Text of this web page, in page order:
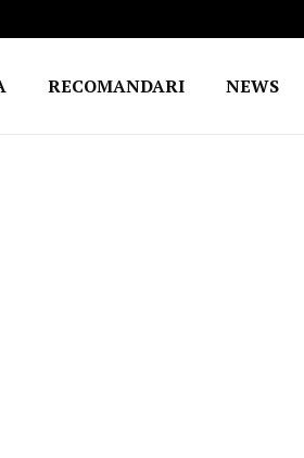
RECOMANDARI NEWS